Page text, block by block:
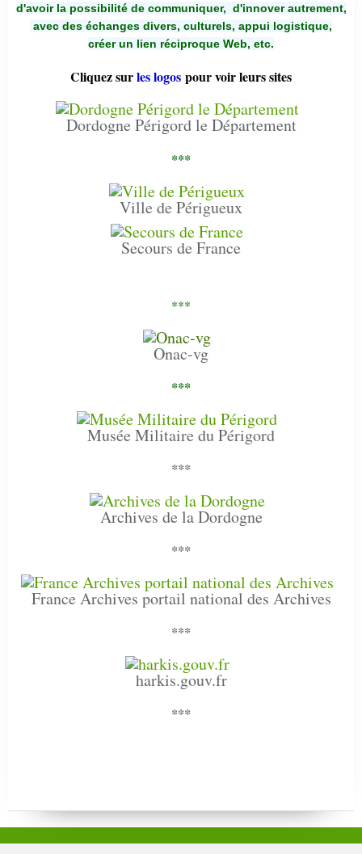
d'avoir la possibilité de communiquer, d'innover autrement,
avec des échanges divers, culturels, appui logistique,
créer un lien réciproque Web, etc.
Cliquez surles logos pour voir leurs sites
Dordogne Périgord le Département
***
Ville de Périgueux
Secours de France
***
Onac-vg
***
Musée Militaire du Périgord
***
Archives de la Dordogne
***
France Archives portail national des Archives
***
harkis.gouv.fr
***